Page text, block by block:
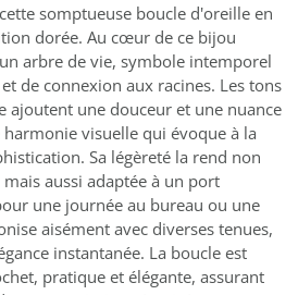
somptueuse boucle d'oreille en
dorée. Au cœur de ce bijou
arbre de vie, symbole intemporel
de connexion aux racines. Les tons
ajoutent une douceur et une nuance
visuelle qui évoque à la
Sa légèreté la rend non
aussi adaptée à un port
une journée au bureau ou une
aisément avec diverses tenues,
instantanée. La boucle est
pratique et élégante, assurant